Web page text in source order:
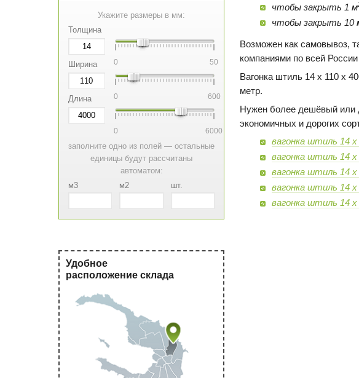
Укажите размеры в мм:
Толщина
0 50
Ширина
0 600
Длина
0 6000
заполните одно из полей — остальные
единицы будут рассчитаны
автоматом:
м3
м2 шт.
Удобное
расположение склада
чтобы закрыть 1 м
чтобы закрыть 10
Возможен как самовывоз,
компаниями по всей
Вагонка штиль 14 х 110 х
метр.
Нужен более дешёвый или
экономичных и дорогих
вагонка штиль 14
вагонка штиль 14
вагонка штиль 14
вагонка штиль 14
вагонка штиль 14